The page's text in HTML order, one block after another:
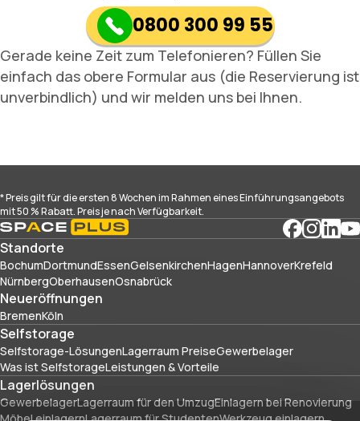
0800 300 99 55
Gerade keine Zeit zum Telefonieren? Füllen Sie
einfach das obere Formular aus (die Reservierung ist
unverbindlich) und wir melden uns bei Ihnen.
* Preis gilt für die ersten 8 Wochen im Rahmen eines Einführungsangebots
mit 50 % Rabatt. Preis je nach Verfügbarkeit.
Standorte
BochumDortmundEssenGelsenkirchenHagenHannoverKrefeld
NürnbergOberhausenOsnabrück
Neueröffnungen
BremenKöln
Selfstorage
Selfstorage-LösungenLagerraum PreiseGewerbelager
Was ist SelfstorageLeistungen & Vorteile
Lagerlösungen
GewerbelagerLagerraum für den UmzugEinlagern bei Renovierung